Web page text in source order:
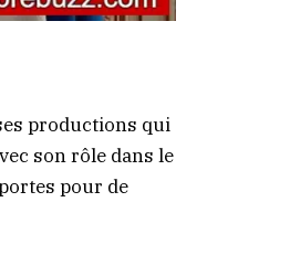
productions qui
son rôle dans le
pour de